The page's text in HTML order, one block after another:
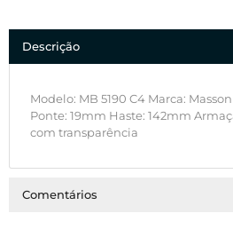
Descrição
Modelo: MB 5190 C4 Marca:
Ponte: 19mm Haste: 142mm
com transparência
Comentários